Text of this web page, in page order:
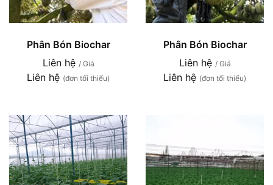
Phân Bón Biochar
Liên hệ / Giá
Liên hệ (đơn tối thiểu)
Phân Bón Biochar
Liên hệ / Giá
Liên hệ (đơn tối thiểu)